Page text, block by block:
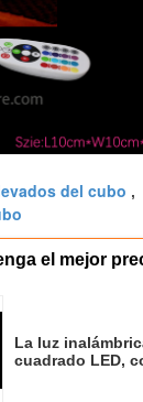
del cubo ,
el mejor
La luz
cuadrado LED,